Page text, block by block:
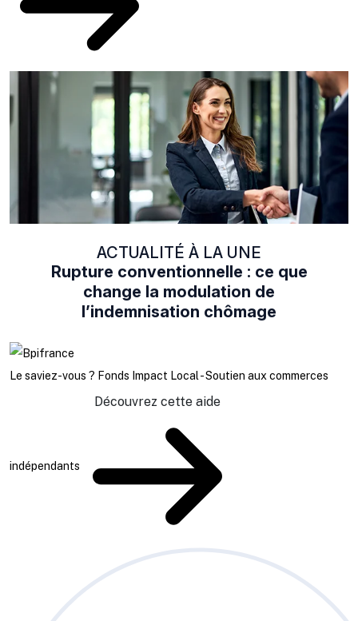
ACTUALITÉ À LA UNE
Rupture conventionnelle : ce que
change la modulation de
l’indemnisation chômage
Le saviez-vous ? Fonds Impact Local - Soutien aux commerces
indépendants
Découvrez cette aide